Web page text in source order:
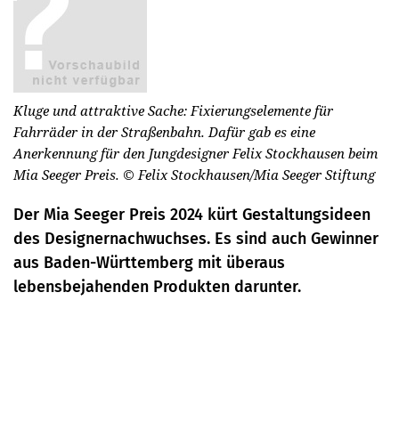
Kluge und attraktive Sache: Fixierungselemente für
Fahrräder in der Straßenbahn. Dafür gab es eine
Anerkennung für den Jungdesigner Felix Stockhausen beim
Mia Seeger Preis. © Felix Stockhausen/Mia Seeger Stiftung
Der Mia Seeger Preis 2024 kürt Gestaltungsideen
des Designernachwuchses. Es sind auch Gewinner
aus Baden-Württemberg mit überaus
lebensbejahenden Produkten darunter.